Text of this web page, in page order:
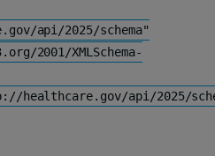
api/2025/schema"
2001/XMLSchema-
healthcare.gov/api/2025/